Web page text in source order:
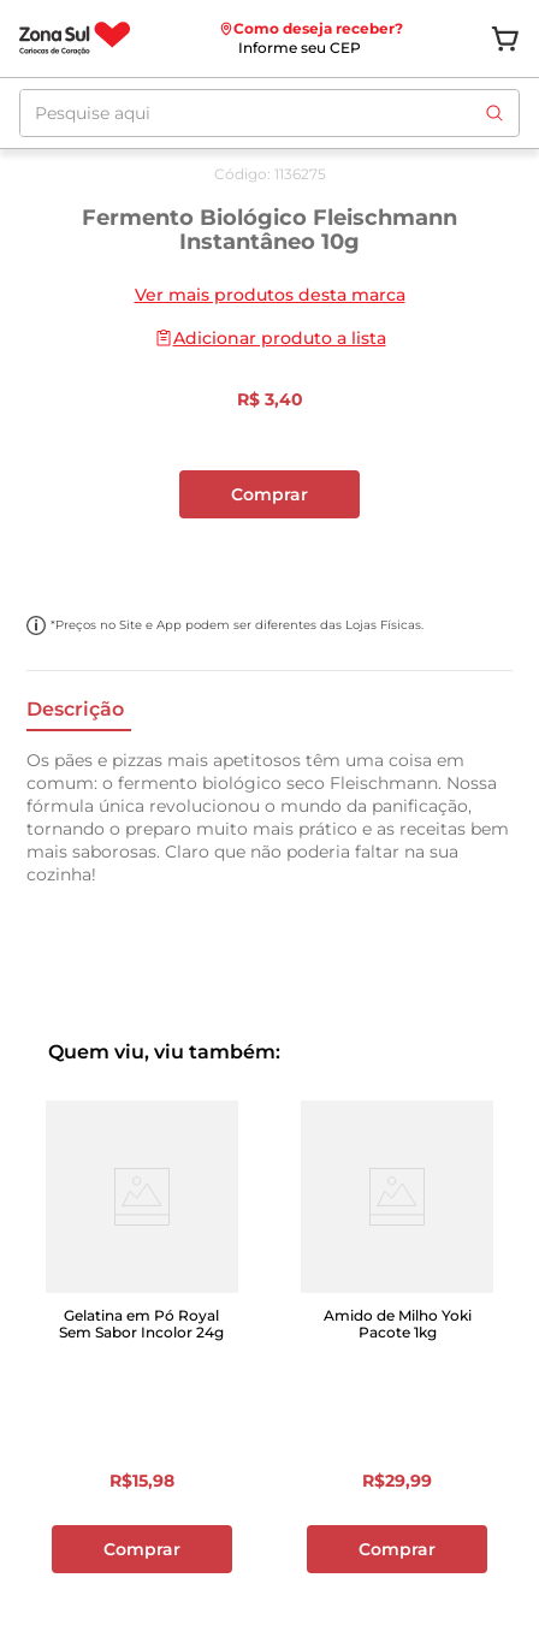
Como deseja receber?
Informe seu CEP
Pesquise aqui
Código: 1136275
Fermento Biológico Fleischmann
Instantâneo 10g
Ver mais produtos desta marca
Adicionar produto a lista
R$ 3,40
Comprar
*Preços no Site e App podem ser diferentes das Lojas Físicas.
Descrição
Os pães e pizzas mais apetitosos têm uma coisa em
comum: o fermento biológico seco Fleischmann. Nossa
fórmula única revolucionou o mundo da panificação,
tornando o preparo muito mais prático e as receitas bem
mais saborosas. Claro que não poderia faltar na sua
cozinha!
Quem viu, viu também:
Gelatina em Pó Royal
Sem Sabor Incolor 24g
R$15,98
Comprar
Amido de Milho Yoki
Pacote 1kg
R$29,99
Comprar